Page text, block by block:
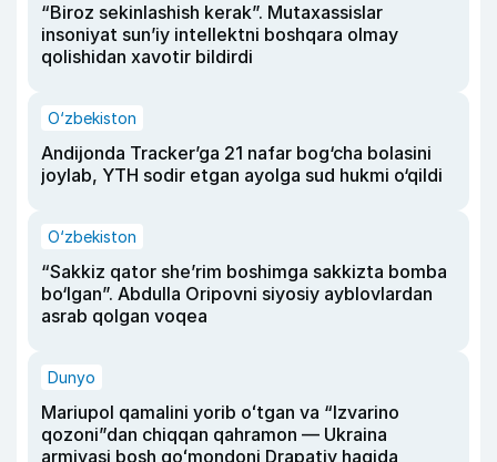
“Biroz sekinlashish kerak”. Mutaxassislar
insoniyat sun’iy intellektni boshqara olmay
qolishidan xavotir bildirdi
O‘zbekiston
Andijonda Tracker’ga 21 nafar bog‘cha bolasini
joylab, YTH sodir etgan ayolga sud hukmi o‘qildi
O‘zbekiston
“Sakkiz qator she’rim boshimga sakkizta bomba
bo‘lgan”. Abdulla Oripovni siyosiy ayblovlardan
asrab qolgan voqea
Dunyo
Mariupol qamalini yorib oʻtgan va “Izvarino
qozoni”dan chiqqan qahramon — Ukraina
armiyasi bosh qoʻmondoni Drapatiy haqida